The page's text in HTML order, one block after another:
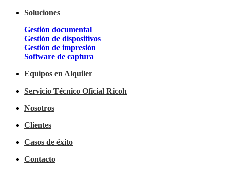
Soluciones
Gestión documental
Gestión de dispositivos
Gestión de impresión
Software de captura
Equipos en Alquiler
Servicio Técnico Oficial Ricoh
Nosotros
Clientes
Casos de éxito
Contacto